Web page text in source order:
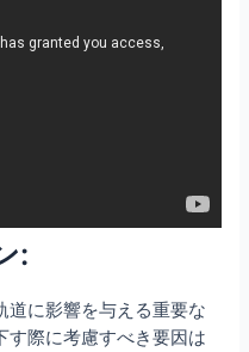
:
道に影響を与える重要な
す際に考慮すべき要因は